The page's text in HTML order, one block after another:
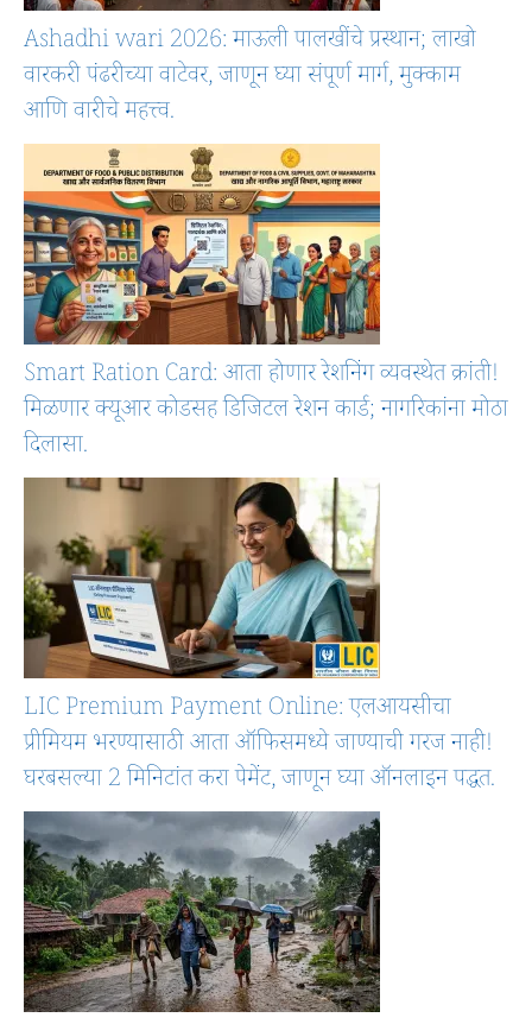
Ashadhi wari 2026: माऊली पालखींचे प्रस्थान; लाखो
वारकरी पंढरीच्या वाटेवर, जाणून घ्या संपूर्ण मार्ग, मुक्काम
आणि वारीचे महत्त्व.
Smart Ration Card: आता होणार रेशनिंग व्यवस्थेत क्रांती!
मिळणार क्यूआर कोडसह डिजिटल रेशन कार्ड; नागरिकांना मोठा
दिलासा.
LIC Premium Payment Online: एलआयसीचा
प्रीमियम भरण्यासाठी आता ऑफिसमध्ये जाण्याची गरज नाही!
घरबसल्या 2 मिनिटांत करा पेमेंट, जाणून घ्या ऑनलाइन पद्धत.